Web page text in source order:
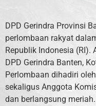
DPD Gerindra Provinsi
perlombaan rakyat
Republik Indonesia (RI).
DPD Gerindra Banten,
Perlombaan dihadiri
sekaligus Anggota
dan berlangsung